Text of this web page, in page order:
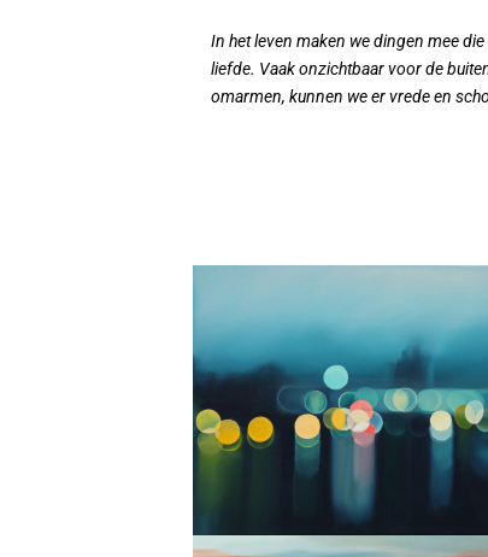
In het leven maken we dingen mee
liefde. Vaak onzichtbaar voor de
omarmen, kunnen we er vrede en